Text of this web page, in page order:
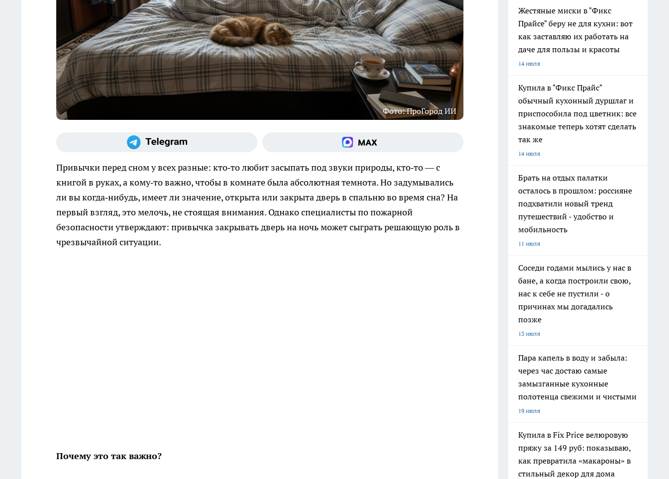
Фото: ПроГород ИИ
Привычки перед сном у всех разные: кто‑то любит засыпать под звуки природы, кто‑то — с
книгой в руках, а кому‑то важно, чтобы в комнате была абсолютная темнота. Но задумывались
ли вы когда‑нибудь, имеет ли значение, открыта или закрыта дверь в спальню во время сна? На
первый взгляд, это мелочь, не стоящая внимания. Однако специалисты по пожарной
безопасности утверждают: привычка закрывать дверь на ночь может сыграть решающую роль в
чрезвычайной ситуации.
Почему это так важно?
Жестяные миски в "Фикс
Прайсе" беру не для кухни: вот
как заставляю их работать на
даче для пользы и красоты
14 июля
Купила в "Фикс Прайс"
обычный кухонный дуршлаг и
приспособила под цветник: все
знакомые теперь хотят сделать
так же
14 июля
Брать на отдых палатки
осталось в прошлом: россияне
подхватили новый тренд
путешествий - удобство и
мобильность
11 июля
Соседи годами мылись у нас в
бане, а когда построили свою,
нас к себе не пустили - о
причинах мы догадались
позже
13 июля
Пара капель в воду и забыла:
через час достаю самые
замызганные кухонные
полотенца свежими и чистыми
19 июля
Купила в Fix Price велюровую
пряжу за 149 руб: показываю,
как превратила «макароны» в
стильный декор для дома